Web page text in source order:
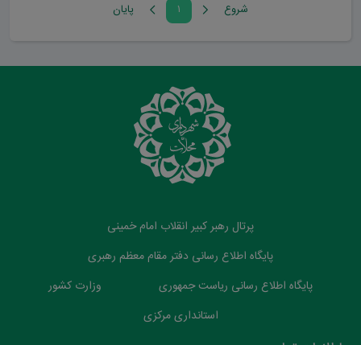
شروع
۱ پايان
پرتال رهبر کبیر انقلاب امام خمینی
پایگاه اطلاع رسانی دفتر مقام معظم رهبری
پایگاه اطلاع رسانی ریاست جمهوری
وزارت کشور
استانداری مرکزی